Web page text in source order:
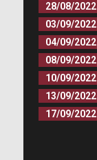
28/08/2022
03/09/2022
04/09/2022
08/09/2022
10/09/2022
13/09/2022
17/09/2022